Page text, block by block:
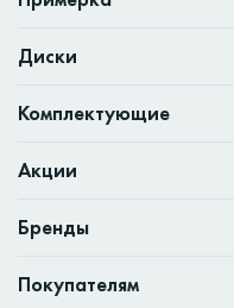
Диски
Комплектующие
Акции
Бренды
Покупателям